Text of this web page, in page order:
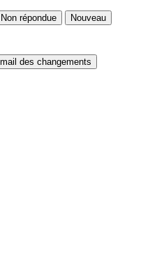
Non répondue
Nouveau
des changements